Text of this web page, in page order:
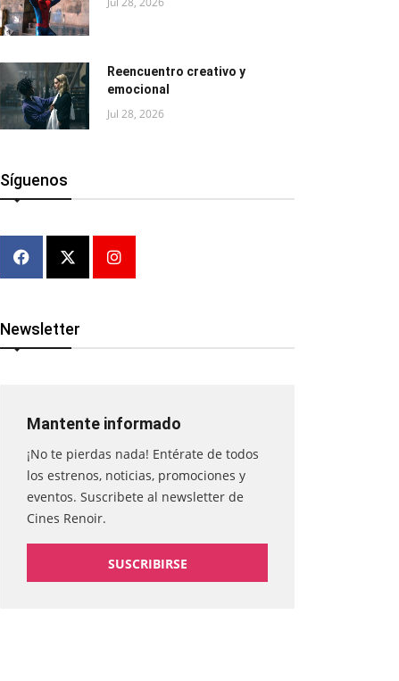
Reencuentro creativo y
emocional
Jul 28, 2026
Síguenos
Newsletter
Mantente informado
¡No te pierdas nada! Entérate de todos
los estrenos, noticias, promociones y
eventos. Suscribete al newsletter de
Cines Renoir.
SUSCRIBIRSE